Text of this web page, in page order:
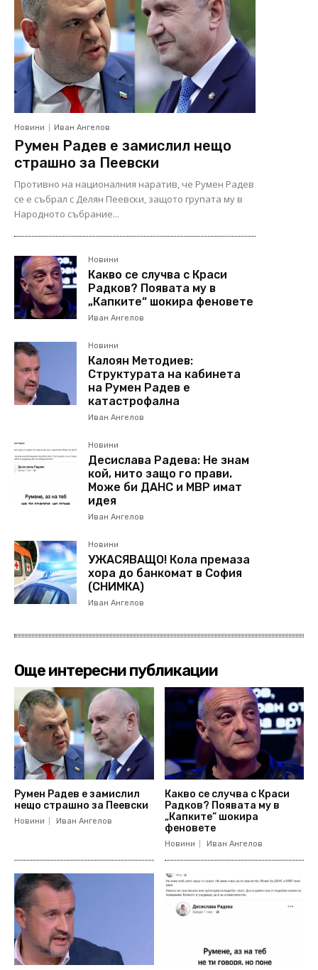
Новини Иван Ангелов
Румен Радев е замислил нещо
страшно за Пеевски
Противно на националния наратив, че Румен Радев
се е събрал с Делян Пеевски, защото групата му в
Народното събрание...
Новини
Какво се случва с Краси
Радков? Появата му в
„Капките“ шокира феновете
Иван Ангелов
Новини
Калоян Методиев:
Структурата на кабинета
на Румен Радев е
катастрофална
Иван Ангелов
Новини
Десислава Радева: Не знам
кой, нито защо го прави.
Може би ДАНС и МВР имат
идея
Иван Ангелов
Новини
УЖАСЯВАЩО! Кола премаза
хора до банкомат в София
(СНИМКА)
Иван Ангелов
Още интересни публикации
Румен Радев е замислил
нещо страшно за Пеевски
Новини Иван Ангелов
Какво се случва с Краси
Радков? Появата му в
„Капките“ шокира
феновете
Новини Иван Ангелов